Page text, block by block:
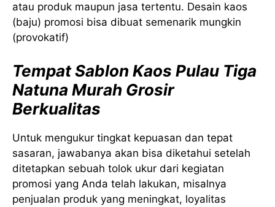
atau produk maupun jasa tertentu. Desain kaos
(baju) promosi bisa dibuat semenarik mungkin
(provokatif)
Tempat Sablon Kaos Pulau Tiga
Natuna Murah Grosir
Berkualitas
Untuk mengukur tingkat kepuasan dan tepat
sasaran, jawabanya akan bisa diketahui setelah
ditetapkan sebuah tolok ukur dari kegiatan
promosi yang Anda telah lakukan, misalnya
penjualan produk yang meningkat, loyalitas